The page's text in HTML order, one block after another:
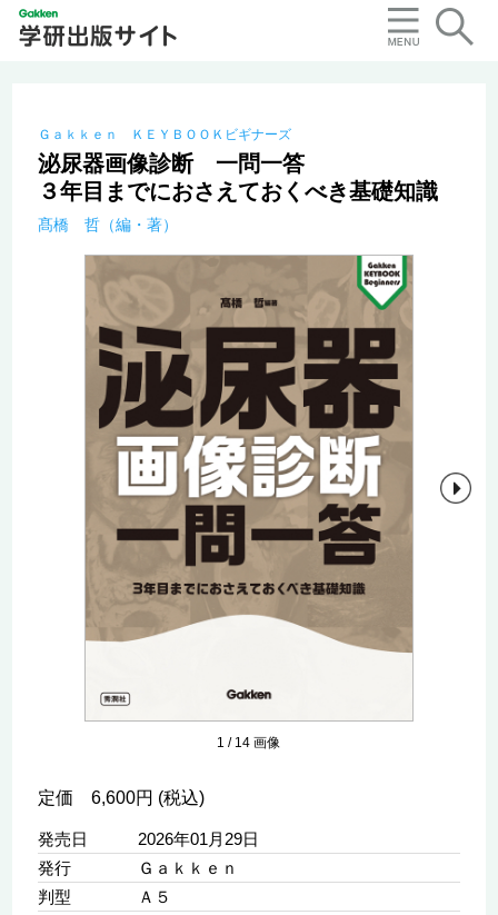
Ｇａｋｋｅｎ ＫＥＹＢＯＯＫビギナーズ
泌尿器画像診断 一問一答
３年目までにおさえておくべき基礎知識
髙橋 哲（編・著）
1 / 14 画像
定価 6,600円 (税込)
発売日
2026年01月29日
発行
Ｇａｋｋｅｎ
判型
Ａ５